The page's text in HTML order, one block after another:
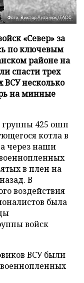
Фото: Виктор Антонюк/ТАСС
«Север» за
по ключевым
районе на
спасти трех
ВСУ несколько
на минные
425 ошп
котла в
через наши
в плен на
В
воздействия
была
войск
ВСУ были